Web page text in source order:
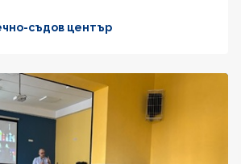
съдов център